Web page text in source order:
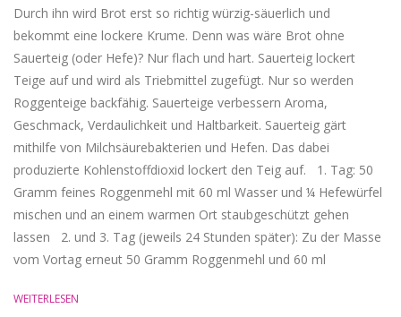
Durch ihn wird Brot erst so richtig würzig-säuerlich und
bekommt eine lockere Krume. Denn was wäre Brot ohne
Sauerteig (oder Hefe)? Nur flach und hart. Sauerteig lockert
Teige auf und wird als Triebmittel zugefügt. Nur so werden
Roggenteige backfähig. Sauerteige verbessern Aroma,
Geschmack, Verdaulichkeit und Haltbarkeit. Sauerteig gärt
mithilfe von Milchsäurebakterien und Hefen. Das dabei
produzierte Kohlenstoffdioxid lockert den Teig auf. 1. Tag: 50
Gramm feines Roggenmehl mit 60 ml Wasser und ¼ Hefewürfel
mischen und an einem warmen Ort staubgeschützt gehen
lassen 2. und 3. Tag (jeweils 24 Stunden später): Zu der Masse
vom Vortag erneut 50 Gramm Roggenmehl und 60 ml
WEITERLESEN